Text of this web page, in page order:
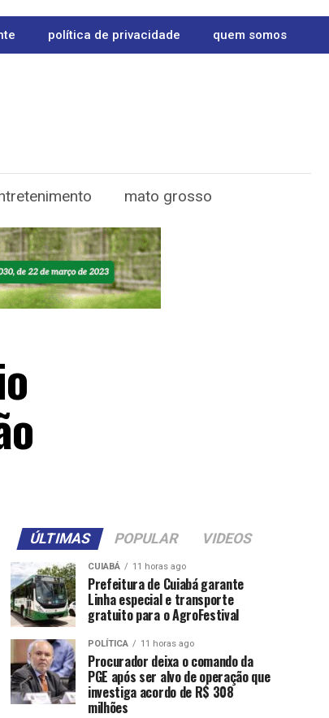
política de privacidade quem somos
mato grosso
ÚLTIMAS POPULAR VIDEOS
CUIABÁ 11 horas ago
Prefeitura de Cuiabá garante
Linha especial e transporte
gratuito para o AgroFestival
POLÍTICA 11 horas ago
Procurador deixa o comando da
PGE após ser alvo de operação que
investiga acordo de R$ 308
milhões